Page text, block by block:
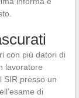
con più datori di
lavoratore
SIR presso un
di